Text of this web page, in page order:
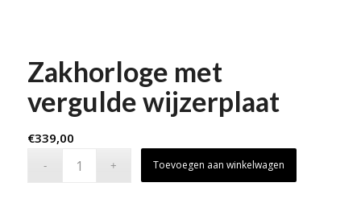
Zakhorloge met
vergulde wijzerplaat
€339,00
Toevoegen aan winkelwagen